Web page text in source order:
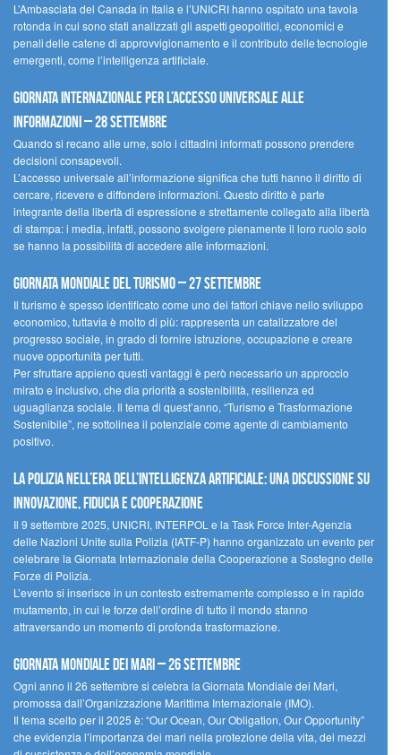
L’Ambasciata del Canada in Italia e l’UNICRI hanno ospitato una tavola
rotonda in cui sono stati analizzati gli aspetti geopolitici, economici e
penali delle catene di approvvigionamento e il contributo delle tecnologie
emergenti, come l’intelligenza artificiale.
Giornata internazionale per l’accesso universale alle
informazioni – 28 settembre
Quando si recano alle urne, solo i cittadini informati possono prendere
decisioni consapevoli.
L’accesso universale all’informazione significa che tutti hanno il diritto di
cercare, ricevere e diffondere informazioni. Questo diritto è parte
integrante della libertà di espressione e strettamente collegato alla libertà
di stampa: i media, infatti, possono svolgere pienamente il loro ruolo solo
se hanno la possibilità di accedere alle informazioni.
Giornata mondiale del turismo – 27 settembre
Il turismo è spesso identificato come uno dei fattori chiave nello sviluppo
economico, tuttavia è molto di più: rappresenta un catalizzatore del
progresso sociale, in grado di fornire istruzione, occupazione e creare
nuove opportunità per tutti.
Per sfruttare appieno questi vantaggi è però necessario un approccio
mirato e inclusivo, che dia priorità a sostenibilità, resilienza ed
uguaglianza sociale. Il tema di quest’anno, “Turismo e Trasformazione
Sostenibile”, ne sottolinea il potenziale come agente di cambiamento
positivo.
La polizia nell’era dell’Intelligenza Artificiale: una discussione su
innovazione, fiducia e cooperazione
Il 9 settembre 2025, UNICRI, INTERPOL e la Task Force Inter-Agenzia
delle Nazioni Unite sulla Polizia (IATF-P) hanno organizzato un evento per
celebrare la Giornata Internazionale della Cooperazione a Sostegno delle
Forze di Polizia.
L’evento si inserisce in un contesto estremamente complesso e in rapido
mutamento, in cui le forze dell’ordine di tutto il mondo stanno
attraversando un momento di profonda trasformazione.
Giornata Mondiale dei Mari – 26 settembre
Ogni anno il 26 settembre si celebra la Giornata Mondiale dei Mari,
promossa dall’Organizzazione Marittima Internazionale (IMO).
Il tema scelto per il 2025 è: “Our Ocean, Our Obligation, Our Opportunity”
che evidenzia l’importanza dei mari nella protezione della vita, dei mezzi